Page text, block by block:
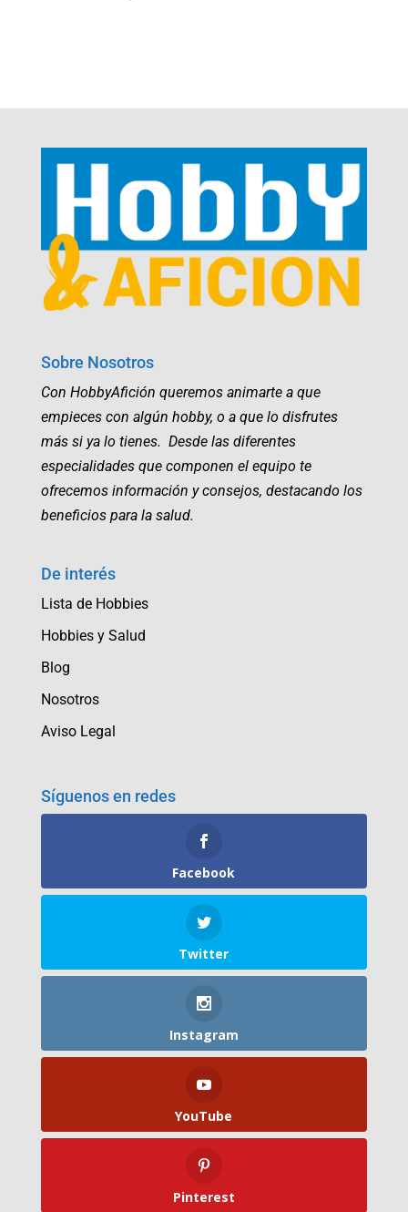
Sobre Nosotros
Con HobbyAfición queremos animarte a que
empieces con algún hobby, o a que lo disfrutes
más si ya lo tienes. Desde las diferentes
especialidades que componen el equipo te
ofrecemos información y consejos, destacando los
beneficios para la salud.
De interés
Lista de Hobbies
Hobbies y Salud
Blog
Nosotros
Aviso Legal
Síguenos en redes
Facebook
Twitter
Instagram
YouTube
Pinterest